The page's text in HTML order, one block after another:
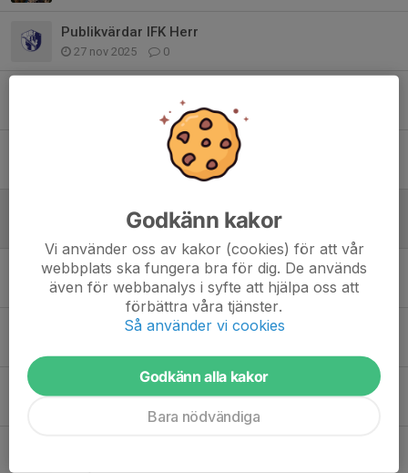
Publikvärdar IFK Herr
27 nov 2025 0
Uppstart av Innebandyskolan!
Nytt avtal med Klubbhuset!
3 sep 2025 0
IBF på Augustifesten
18 aug 2025 0
Bårbärare söndag 22/6
Medlemsinformation
Godkänn kakor
Vi använder oss av kakor (cookies) för att vår
webbplats ska fungera bra för dig. De används
även för webbanalys i syfte att hjälpa oss att
förbättra våra tjänster.
Så använder vi cookies
Godkänn alla kakor
Bara nödvändiga